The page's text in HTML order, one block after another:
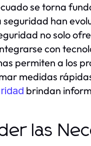
se torna
seguridad han
no solo
con
permiten a los
medidas
brindan
las